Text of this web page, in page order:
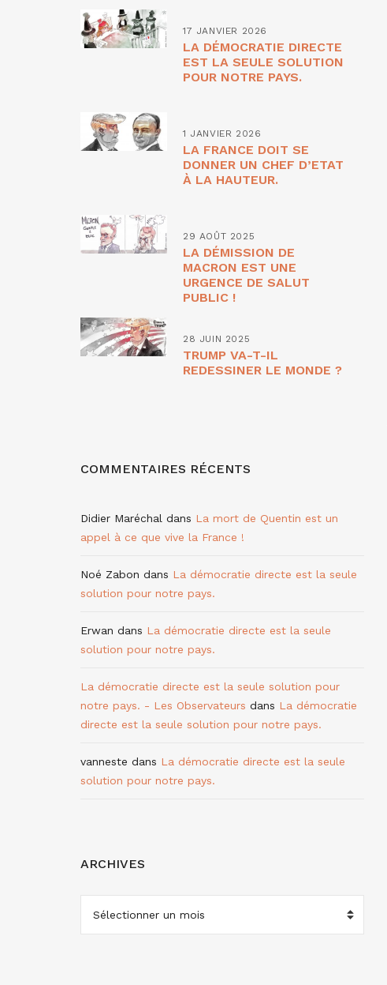
17 JANVIER 2026
LA DÉMOCRATIE DIRECTE
EST LA SEULE SOLUTION
POUR NOTRE PAYS.
1 JANVIER 2026
LA FRANCE DOIT SE
DONNER UN CHEF D’ETAT
À LA HAUTEUR.
29 AOÛT 2025
LA DÉMISSION DE
MACRON EST UNE
URGENCE DE SALUT
PUBLIC !
28 JUIN 2025
TRUMP VA-T-IL
REDESSINER LE MONDE ?
COMMENTAIRES RÉCENTS
Didier Maréchal dans La mort de Quentin est un
appel à ce que vive la France !
Noé Zabon dans La démocratie directe est la seule
solution pour notre pays.
Erwan dans La démocratie directe est la seule
solution pour notre pays.
La démocratie directe est la seule solution pour
notre pays. - Les Observateurs dans La démocratie
directe est la seule solution pour notre pays.
vanneste dans La démocratie directe est la seule
solution pour notre pays.
ARCHIVES
ARCHIVES